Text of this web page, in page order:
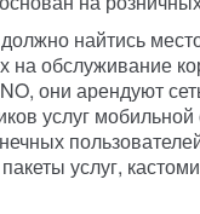
найтись
на обслуживание
они арендуют
услуг
услуг,